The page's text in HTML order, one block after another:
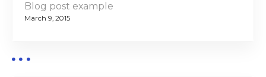
Blog post example
March 9, 2015